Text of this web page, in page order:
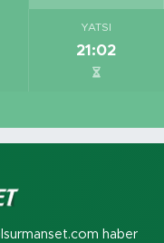
YATSI
21:02
haber